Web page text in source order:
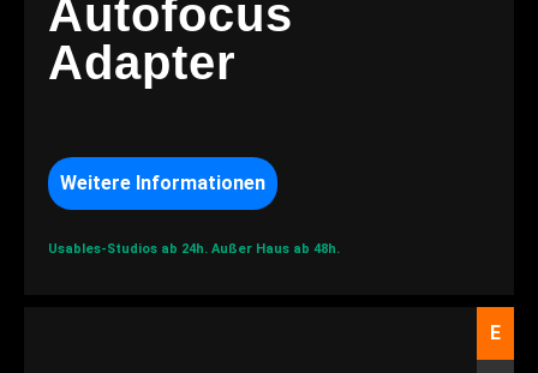
Autofocus
Adapter
Weitere Informationen
Usables-Studios ab 24h. Außer Haus ab 48h.
E